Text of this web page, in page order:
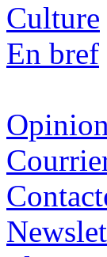
Culture
En bref